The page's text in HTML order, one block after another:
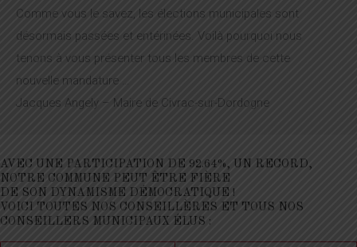
Comme vous le savez, les élections municipales sont
désormais passées et entérinées. Voilà pourquoi nous
tenons à vous présenter tous les membres de cette
nouvelle mandature …
Jacques Angely – Maire de Civrac-sur-Dordogne
AVEC UNE PARTICIPATION DE 92.64%, UN RECORD,
NOTRE COMMUNE PEUT ÊTRE FIÈRE
DE SON DYNAMISME DÉMOCRATIQUE !
VOICI TOUTES NOS CONSEILLÈRES ET TOUS NOS
CONSEILLERS MUNICIPAUX ÉLUS :